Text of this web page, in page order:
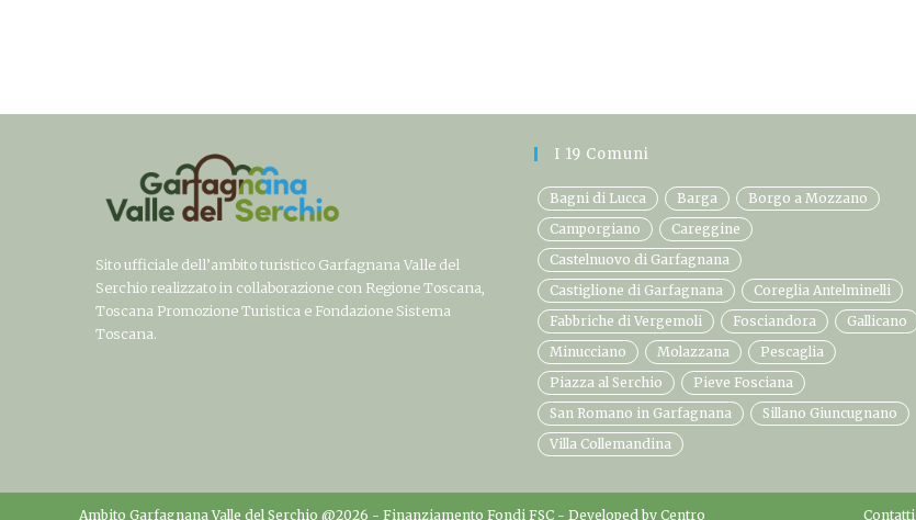
Sito ufficiale dell’ambito turistico Garfagnana Valle del
Serchio realizzato in collaborazione con Regione Toscana,
Toscana Promozione Turistica e Fondazione Sistema
Toscana.
I 19 Comuni
Bagni di Lucca Barga
Borgo a Mozzano
Camporgiano
Careggine
Castelnuovo di Garfagnana
Castiglione di Garfagnana
Coreglia Antelminelli
Fabbriche di Vergemoli
Fosciandora
Gallicano
Minucciano
Molazzana
Pescaglia
Piazza al Serchio
Pieve Fosciana
San Romano in Garfagnana
Sillano Giuncugnano
Villa Collemandina
Contatti
Ambito Garfagnana Valle del Serchio @2026 - Finanziamento Fondi FSC - Developed by Centro